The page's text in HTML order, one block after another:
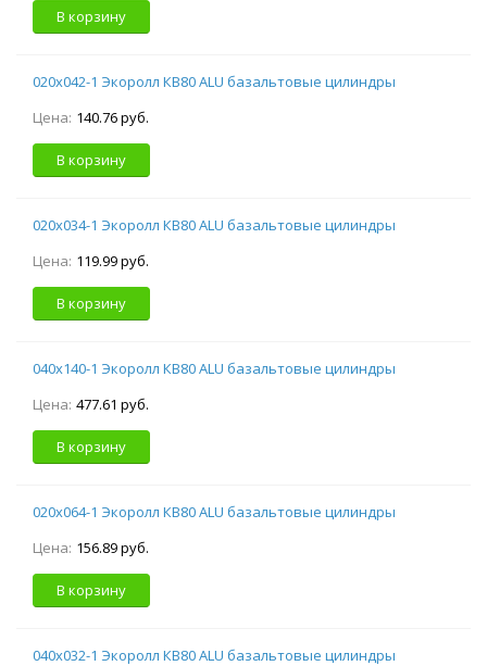
В корзину
020х042-1 Экоролл КВ80 ALU базальтовые цилиндры
Цена: 140.76 руб.
В корзину
020х034-1 Экоролл КВ80 ALU базальтовые цилиндры
Цена: 119.99 руб.
В корзину
040х140-1 Экоролл КВ80 ALU базальтовые цилиндры
Цена: 477.61 руб.
В корзину
020х064-1 Экоролл КВ80 ALU базальтовые цилиндры
Цена: 156.89 руб.
В корзину
040х032-1 Экоролл КВ80 ALU базальтовые цилиндры